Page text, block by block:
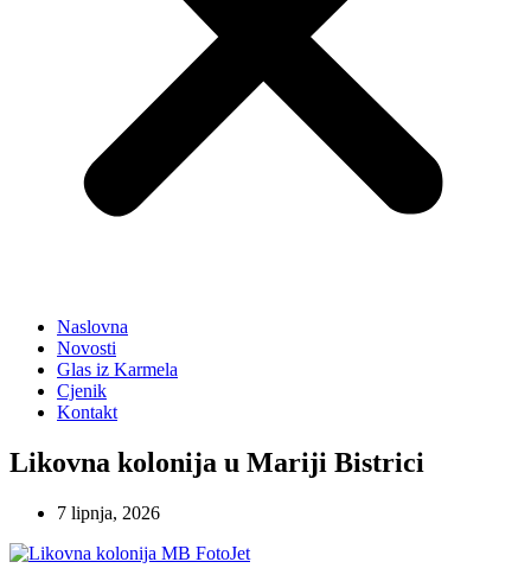
Naslovna
Novosti
Glas iz Karmela
Cjenik
Kontakt
Likovna kolonija u Mariji Bistrici
7 lipnja, 2026